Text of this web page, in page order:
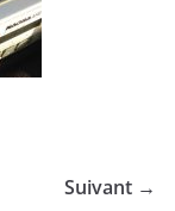
Suivant →